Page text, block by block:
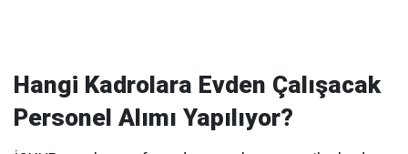
Hangi Kadrolara Evden Çalışacak
Personel Alımı Yapılıyor?